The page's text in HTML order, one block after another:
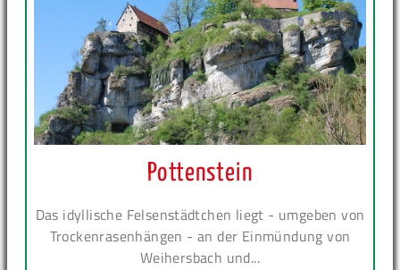
Pottenstein
Das idyllische Felsenstädtchen liegt - umgeben von
Trockenrasenhängen - an der Einmündung von
Weihersbach und...